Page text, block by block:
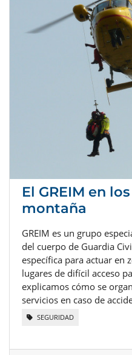
El GREIM en
montaña
GREIM es un grupo
del cuerpo de Guardia
específica para actuar en
lugares de difícil acceso
explicamos cómo se
servicios en caso de
SEGURIDAD